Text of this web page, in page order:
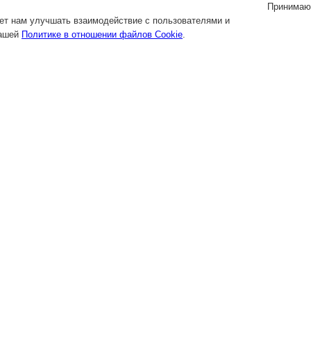
нам улучшать взаимодействие с пользователями и
Политике в отношении файлов Cookie.
Принимаю